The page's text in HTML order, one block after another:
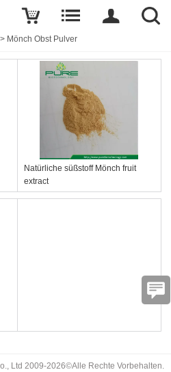
> Mönch Obst Pulver
Natürliche süßstoff Mönch fruit
extract
Ltd 2009-2026©Alle Rechte Vorbehalten.